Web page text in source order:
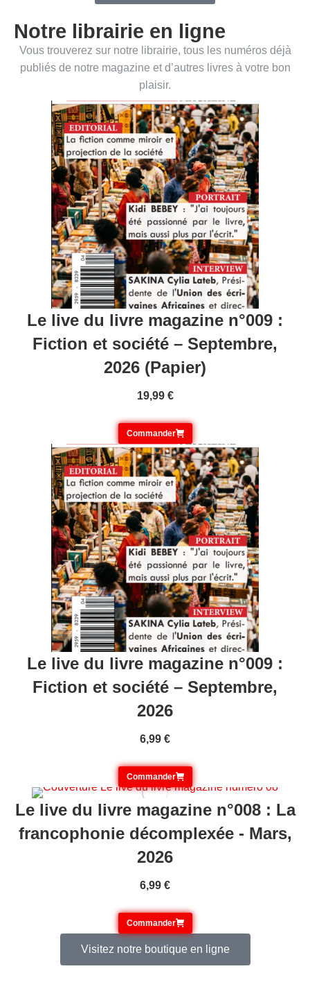
Notre librairie en ligne
Vous trouverez sur notre librairie, tous les numéros déjà
publiés de notre magazine et d’autres livres à votre bon
plaisir.
Le live du livre magazine n°009 :
Fiction et société – Septembre,
2026 (Papier)
19,99 €
Commander
Le live du livre magazine n°009 :
Fiction et société – Septembre,
2026
6,99 €
Commander
Le live du livre magazine n°008 : La
francophonie décomplexée - Mars,
2026
6,99 €
Commander
Visitez notre boutique en ligne